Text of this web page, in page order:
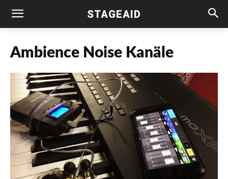
STAGEAID
Ambience Noise Kanäle